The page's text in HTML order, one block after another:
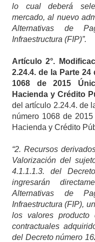
lo cual deberá
mercado, al nuevo
Alternativas de
Infraestructura (FIP)”.
Artículo 2°.
2.24.4. de la Parte
1068 de 2015
Hacienda y Crédito
del artículo 2.24.4. de
número 1068 de
Hacienda y Crédito
“2. Recursos
Valorización del
4.1.1.1.3. del
ingresarán
Alternativas de
Infraestructura (FIP),
los valores
contractuales
del Decreto número